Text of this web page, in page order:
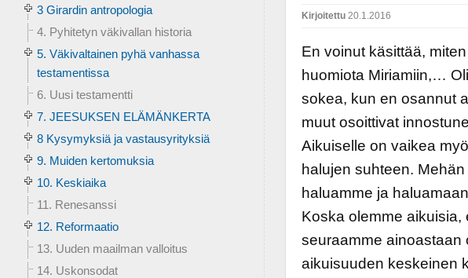
Kirjoitettu20.1.2016
En voinut käsittää,
huomiota Miriamiin,…
sokea, kun en osannut
muut osoittivat
Aikuiselle on vaikea
halujen suhteen.
haluamme ja
Koska olemme
seuraamme ainoastaan
aikuisuuden keskeinen
3 Girardin antropologia
4. Pyhitetyn väkivallan historia
5. Väkivaltainen pyhä vanhassa
testamentissa
6. Uusi testamentti
7. JEESUKSEN ELÄMÄNKERTA
8 Kysymyksiä ja vastausyrityksiä
9. Muiden kertomuksia
10. Keskiaika
11. Renesanssi
12. Reformaatio
13. Uuden maailman valloitus
14. Uskonsodat